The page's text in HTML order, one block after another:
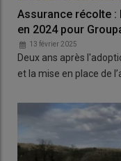
Assurance récolte
en 2024 pour
13 février 2025
Deux ans après
et la mise en place de